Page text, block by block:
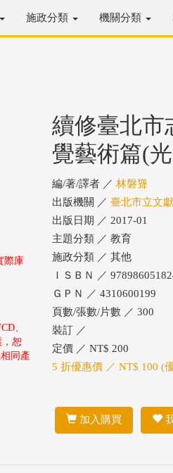
施政分類 機關分類
際庫
、
恕
同產
續修臺北市
覺藝術篇(
編/著/譯者 ／ 林磐聳
出版機關 ／ 臺北市立文
出版日期 ／ 2017-01
主題分類 ／ 教育
施政分類 ／ 其他
ＩＳＢＮ ／
ＧＰＮ ／ 4310600199
頁數/張數/片數 ／ 300
裝訂 ／
定價 ／ NT$ 200
5 折優惠價 ／ NT$ 100 (
加入購買